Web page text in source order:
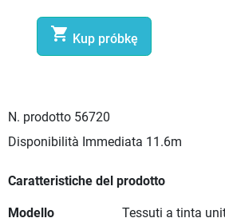
 Kup próbkę
N. prodotto 56720
Disponibilità Immediata 11.6m
Caratteristiche del prodotto
Modello
Tessuti a tinta